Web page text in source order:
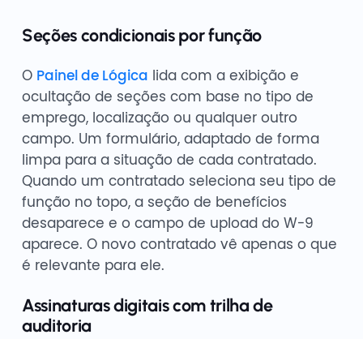
Seções condicionais por função
O Painel de Lógica lida com a exibição e
ocultação de seções com base no tipo de
emprego, localização ou qualquer outro
campo. Um formulário, adaptado de forma
limpa para a situação de cada contratado.
Quando um contratado seleciona seu tipo de
função no topo, a seção de benefícios
desaparece e o campo de upload do W-9
aparece. O novo contratado vê apenas o que
é relevante para ele.
Assinaturas digitais com trilha de
auditoria